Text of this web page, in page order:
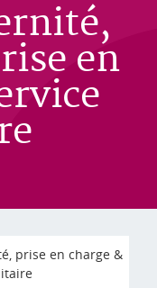
en
prise en charge &